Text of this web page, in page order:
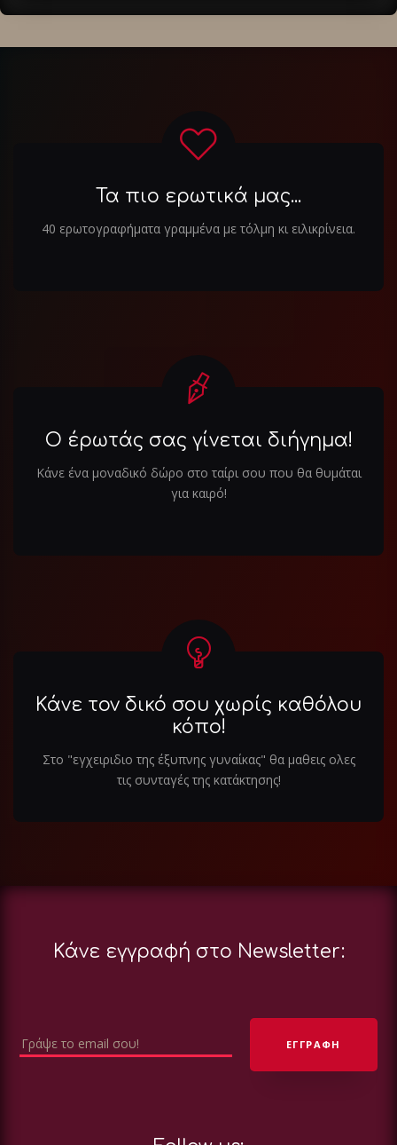
Τα πιο ερωτικά μας...
40 ερωτογραφήματα γραμμένα με τόλμη κι ειλικρίνεια.
Ο έρωτάς σας γίνεται διήγημα!
Κάνε ένα μοναδικό δώρο στο ταίρι σου που θα θυμάται
για καιρό!
Κάνε τον δικό σου χωρίς καθόλου
κόπο!
Στο "εγχειριδιο της έξυπνης γυναίκας" θα μαθεις ολες
τις συνταγές της κατάκτησης!
Κάνε εγγραφή στο Newsletter: